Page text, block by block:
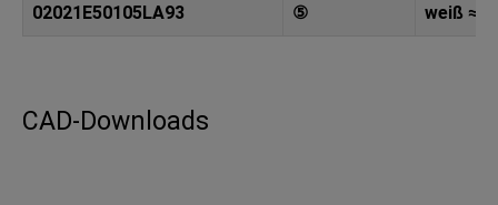
02021E50105LA93 ⑤ weiß ≈
CAD-Downloads